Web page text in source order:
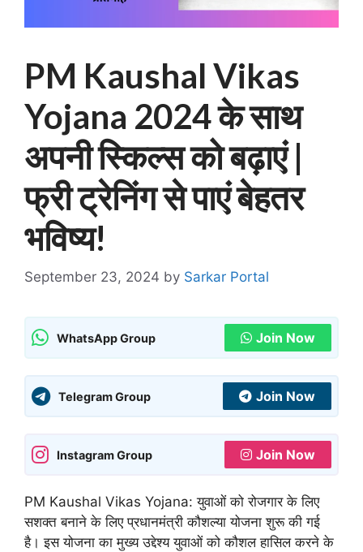
PM Kaushal Vikas
Yojana 2024 के साथ
अपनी स्किल्स को बढ़ाएं |
फ्री ट्रेनिंग से पाएं बेहतर
भविष्य!
September 23, 2024 by Sarkar Portal
WhatsApp Group Join Now
Telegram Group Join Now
Instagram Group Join Now
PM Kaushal Vikas Yojana: युवाओं को रोजगार के लिए
सशक्त बनाने के लिए प्रधानमंत्री कौशल्या योजना शुरू की गई
है। इस योजना का मुख्य उद्देश्य युवाओं को कौशल हासिल करने के